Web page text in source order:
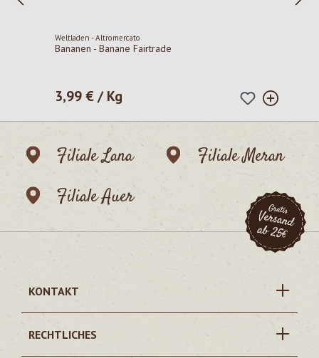
Weltladen - Altromercato
Bananen - Banane Fairtrade
Regulärer Preis:
3,99 € / Kg
Filiale Lana
Filiale Meran
Filiale Auer
KONTAKT
RECHTLICHES